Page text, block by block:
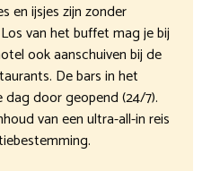
en ijsjes zijn zonder
van het buffet mag je bij
ook aanschuiven bij de
De bars in het
door geopend (24/7).
van een ultra-all-in reis